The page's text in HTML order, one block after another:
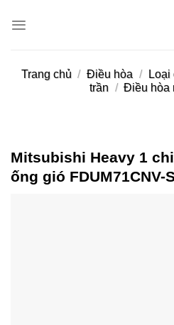
Trang chủ / Điều hòa / Loại
trần / Điều hòa
Mitsubishi Heavy 1
ống gió FDUM71CNV-